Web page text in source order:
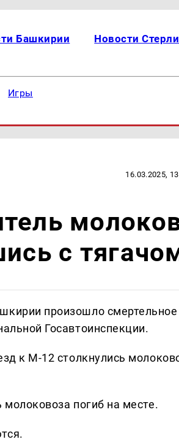
Башкирии Новости
Игры
16.03.2025,
с
произошло
Госавтоинспекции.
к М-12 столкнулись
молоковоза погиб на месте.